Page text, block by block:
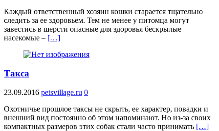
Каждый ответственный хозяин кошки старается тщательно
следить за ее здоровьем. Тем не менее у питомца могут
завестись в шерсти опасные для здоровья бескрылые
насекомые – […]
Такса
23.09.2016 petsvillage.ru 0
Охотничье прошлое таксы не скрыть, ее характер, повадки и
внешний вид постоянно об этом напоминают. Но из-за своих
компактных размеров этих собак стали часто принимать […]